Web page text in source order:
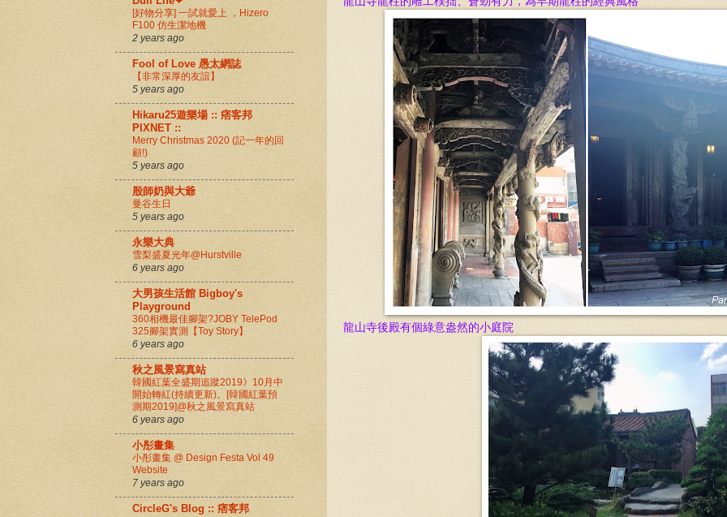
龍山寺後殿有個綠意盎然的小庭院
[好物分享] 一試就愛上 ，Hizero
F100 仿生潔地機
2 years ago
Fool of Love 愚太網誌
【非常深厚的友誼】
5 years ago
Hikaru25遊樂場 :: 痞客邦
PIXNET ::
Merry Christmas 2020 (記一年的回
顧!)
5 years ago
殷師奶與大爺
曼谷生日
5 years ago
永樂大典
雪梨盛夏光年@Hurstville
6 years ago
大男孩生活館 Bigboy's
Playground
360相機最佳腳架?JOBY TelePod
325腳架實測【Toy Story】
6 years ago
秋之風景寫真站
韓國紅葉全盛期追蹤2019》10月中
開始轉紅(持續更新)。[韓國紅葉預
測期2019]@秋之風景寫真站
6 years ago
小彤畫集
小彤畫集 @ Design Festa Vol 49
Website
7 years ago
CircleG's Blog :: 痞客邦